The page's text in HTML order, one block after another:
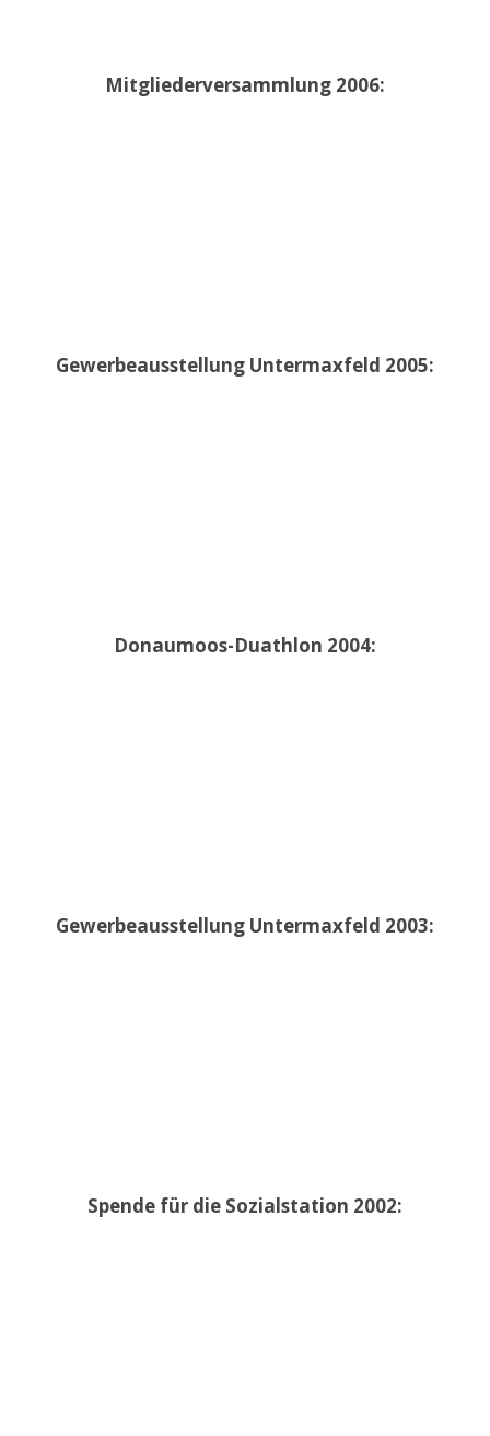
Mitgliederversammlung 2006:
Gewerbeausstellung Untermaxfeld 2005:
Donaumoos-Duathlon 2004:
Gewerbeausstellung Untermaxfeld 2003:
Spende für die Sozialstation 2002: